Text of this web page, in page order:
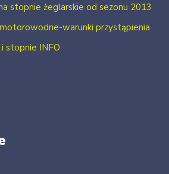
stopnie żeglarskie od sezonu 2013
warunki przystąpienia
stopnie INFO